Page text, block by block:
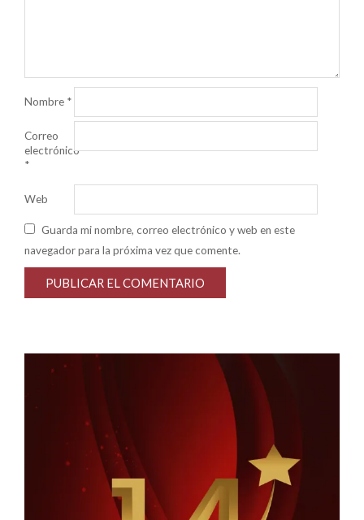
Nombre *
Correo
electrónico
*
Web
Guarda mi nombre, correo electrónico y web en este
navegador para la próxima vez que comente.